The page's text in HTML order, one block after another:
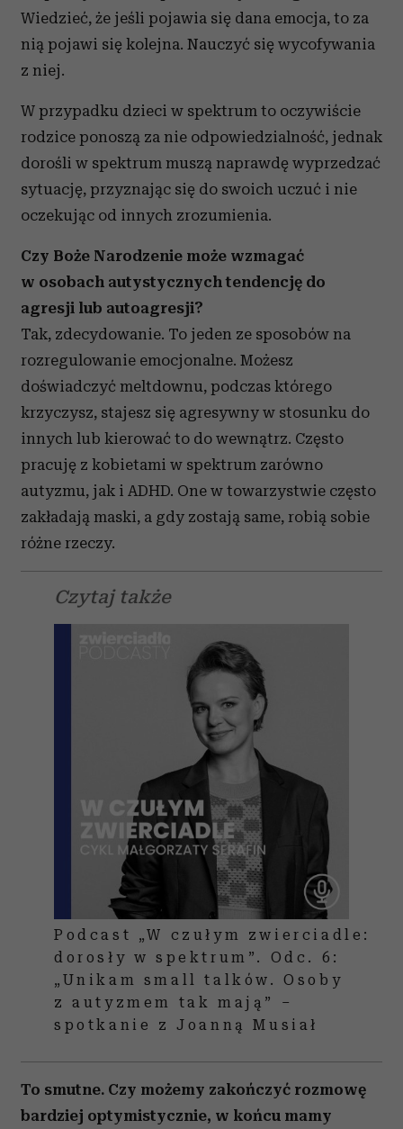
rozpoznawania emocji i ich regulowania, a także
wczesnego wyłapywania, że być może zbliża się
załamanie. Musisz poznać swoje triki na
po której ulegasz rozregulowaniu, wpadasz
w meltdown, a potem czujesz się podwójnie
przegrany, bo znów zachowałeś się jak dziecko,
a jesteś dorosłym w trakcie załamania
nerwowego podczas rodzinnej okazji, która
powinna być miła.
Na początek warto poznać więc samego siebie.
Wiedzieć, że jeśli pojawia się dana emocja, to za
nią pojawi się kolejna. Nauczyć się wycofywania
z niej.
W przypadku dzieci w spektrum to oczywiście
rodzice ponoszą za nie odpowiedzialność, jednak
dorośli w spektrum muszą naprawdę wyprzedzać
sytuację, przyznając się do swoich uczuć i nie
oczekując od innych zrozumienia.
Czy Boże Narodzenie może wzmagać
w osobach autystycznych tendencję do
agresji lub autoagresji?
Tak, zdecydowanie. To jeden ze sposobów na
rozregulowanie emocjonalne. Możesz
doświadczyć meltdownu, podczas którego
krzyczysz, stajesz się agresywny w stosunku do
innych lub kierować to do wewnątrz. Często
pracuję z kobietami w spektrum zarówno
autyzmu, jak i ADHD. One w towarzystwie często
zakładają maski, a gdy zostają same, robią sobie
różne rzeczy.
Czytaj także